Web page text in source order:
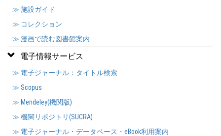
≫ 施設ガイド
≫ コレクション
≫ 漫画で読む図書館案内
電子情報サービス
≫ 電子ジャーナル：タイトル検索
≫ Scopus
≫ Mendeley(機関版)
≫ 機関リポジトリ(SUCRA)
≫ 電子ジャーナル・データベース・eBook利用案内